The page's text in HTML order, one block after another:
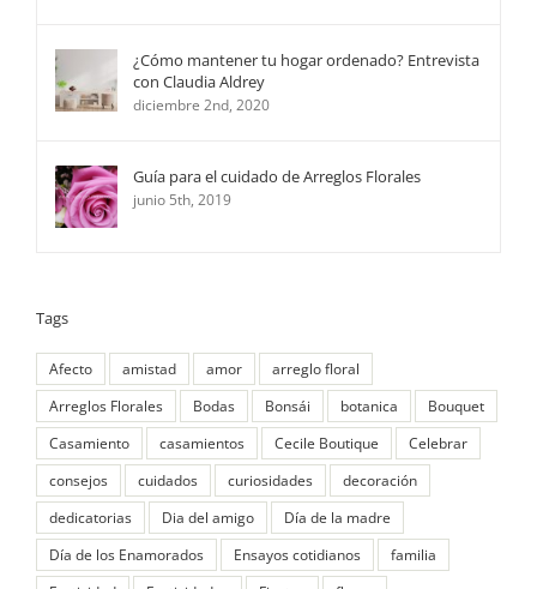
¿Cómo mantener tu hogar ordenado? Entrevista
con Claudia Aldrey
diciembre 2nd, 2020
Guía para el cuidado de Arreglos Florales
junio 5th, 2019
Tags
Afecto amistad amor
arreglo floral
Arreglos Florales
Bodas Bonsái botanica
Bouquet
Casamiento
casamientos Cecile Boutique
Celebrar
consejos
cuidados curiosidades
decoración
dedicatorias
Dia del amigo
Día de la madre
Día de los Enamorados
Ensayos cotidianos
familia